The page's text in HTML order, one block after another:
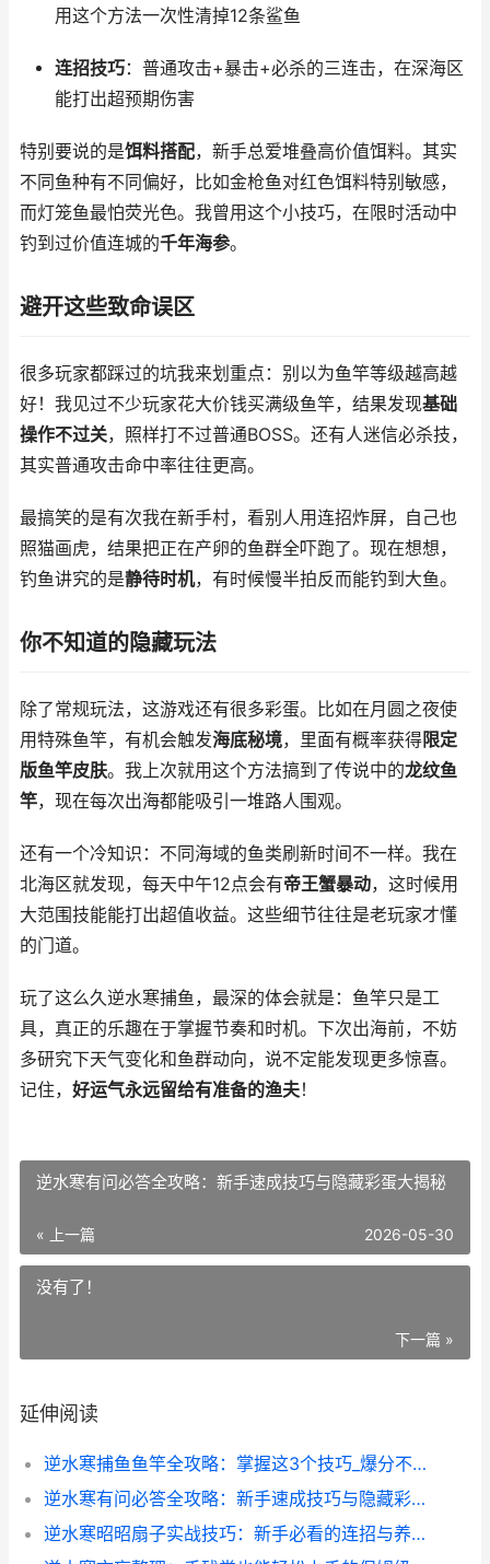
用这个方法一次性清掉12条鲨鱼
连招技巧：普通攻击+暴击+必杀的三连击，在深海区
能打出超预期伤害
特别要说的是饵料搭配，新手总爱堆叠高价值饵料。其实
不同鱼种有不同偏好，比如金枪鱼对红色饵料特别敏感，
而灯笼鱼最怕荧光色。我曾用这个小技巧，在限时活动中
钓到过价值连城的千年海参。
避开这些致命误区
很多玩家都踩过的坑我来划重点：别以为鱼竿等级越高越
好！我见过不少玩家花大价钱买满级鱼竿，结果发现基础
操作不过关，照样打不过普通BOSS。还有人迷信必杀技，
其实普通攻击命中率往往更高。
最搞笑的是有次我在新手村，看别人用连招炸屏，自己也
照猫画虎，结果把正在产卵的鱼群全吓跑了。现在想想，
钓鱼讲究的是静待时机，有时候慢半拍反而能钓到大鱼。
你不知道的隐藏玩法
除了常规玩法，这游戏还有很多彩蛋。比如在月圆之夜使
用特殊鱼竿，有机会触发海底秘境，里面有概率获得限定
版鱼竿皮肤。我上次就用这个方法搞到了传说中的龙纹鱼
竿，现在每次出海都能吸引一堆路人围观。
还有一个冷知识：不同海域的鱼类刷新时间不一样。我在
北海区就发现，每天中午12点会有帝王蟹暴动，这时候用
大范围技能能打出超值收益。这些细节往往是老玩家才懂
的门道。
玩了这么久逆水寒捕鱼，最深的体会就是：鱼竿只是工
具，真正的乐趣在于掌握节奏和时机。下次出海前，不妨
多研究下天气变化和鱼群动向，说不定能发现更多惊喜。
记住， 好运气永远留给有准备的渔夫！
逆水寒有问必答全攻略：新手速成技巧与隐藏彩蛋大揭秘
« 上一篇 2026-05-30
没有了！
下一篇 »
延伸阅读
逆水寒捕鱼鱼竿全攻略：掌握这3个技巧_爆分不再是难题_
逆水寒有问必答全攻略：新手速成技巧与隐藏彩蛋大揭秘
逆水寒昭昭扇子实战技巧：新手必看的连招与养成攻略